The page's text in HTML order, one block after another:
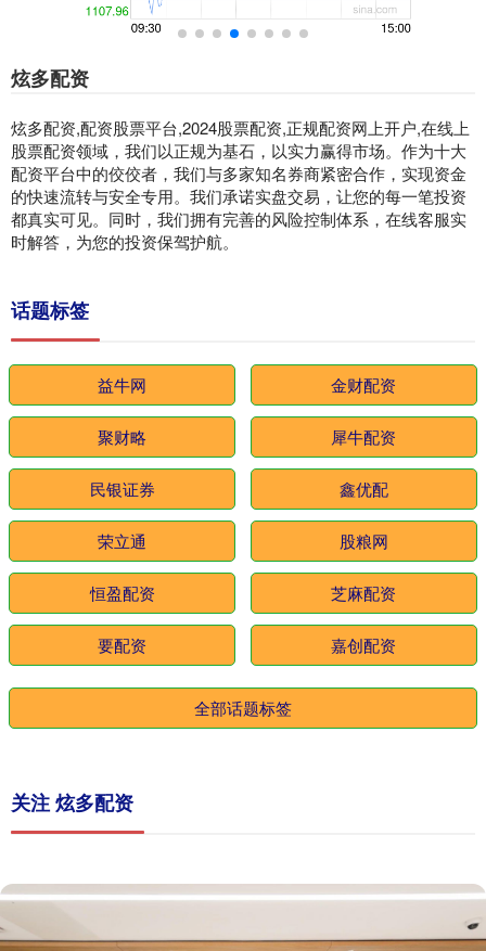
炫多配资
炫多配资,配资股票平台,2024股票配资,正规配资网上开户,在线上
股票配资领域，我们以正规为基石，以实力赢得市场。作为十大
配资平台中的佼佼者，我们与多家知名券商紧密合作，实现资金
的快速流转与安全专用。我们承诺实盘交易，让您的每一笔投资
都真实可见。同时，我们拥有完善的风险控制体系，在线客服实
时解答，为您的投资保驾护航。
话题标签
益牛网 金财配资
聚财略 犀牛配资
民银证券 鑫优配
荣立通 股粮网
恒盈配资 芝麻配资
要配资 嘉创配资
全部话题标签
关注 炫多配资